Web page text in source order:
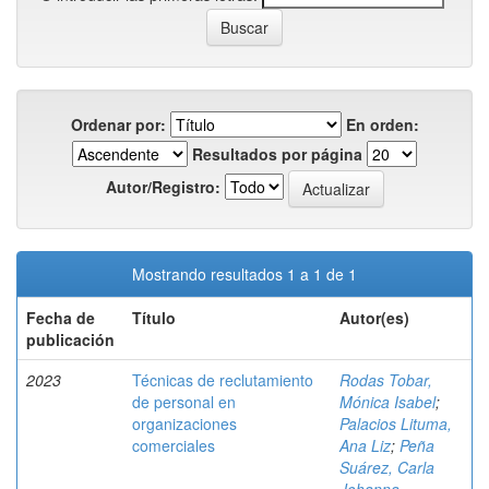
Ordenar por:
En orden:
Resultados por página
Autor/Registro:
Mostrando resultados 1 a 1 de 1
Fecha de
publicación
Título Autor(es)
2023
Técnicas de reclutamiento
de personal en
organizaciones
comerciales
Rodas Tobar,
Mónica Isabel;
Palacios Lituma,
Ana Liz; Peña
Suárez, Carla